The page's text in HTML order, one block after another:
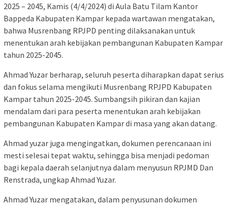
2025 – 2045, Kamis (4/4/2024) di Aula Batu Tilam Kantor
Bappeda Kabupaten Kampar kepada wartawan mengatakan,
bahwa Musrenbang RPJPD penting dilaksanakan untuk
menentukan arah kebijakan pembangunan Kabupaten Kampar
tahun 2025-2045.
Ahmad Yuzar berharap, seluruh peserta diharapkan dapat serius
dan fokus selama mengikuti Musrenbang RPJPD Kabupaten
Kampar tahun 2025-2045. Sumbangsih pikiran dan kajian
mendalam dari para peserta menentukan arah kebijakan
pembangunan Kabupaten Kampar di masa yang akan datang.
Ahmad yuzar juga mengingatkan, dokumen perencanaan ini
mesti selesai tepat waktu, sehingga bisa menjadi pedoman
bagi kepala daerah selanjutnya dalam menyusun RPJMD Dan
Renstrada, ungkap Ahmad Yuzar.
Ahmad Yuzar mengatakan, dalam penyusunan dokumen